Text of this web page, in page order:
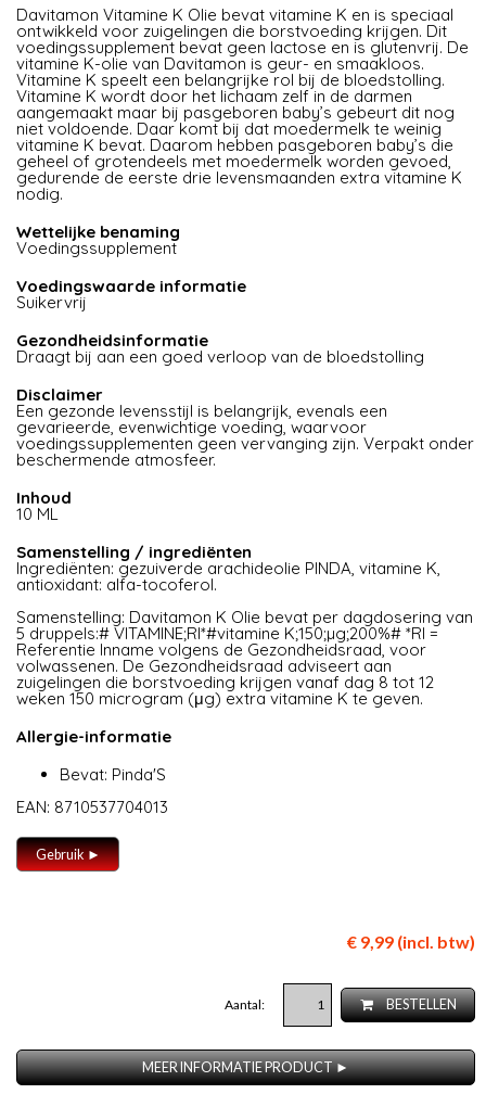
Davitamon Vitamine K Olie bevat vitamine K en is speciaal
ontwikkeld voor zuigelingen die borstvoeding krijgen. Dit
voedingssupplement bevat geen lactose en is glutenvrij. De
vitamine K-olie van Davitamon is geur- en smaakloos.
Vitamine K speelt een belangrijke rol bij de bloedstolling.
Vitamine K wordt door het lichaam zelf in de darmen
aangemaakt maar bij pasgeboren baby’s gebeurt dit nog
niet voldoende. Daar komt bij dat moedermelk te weinig
vitamine K bevat. Daarom hebben pasgeboren baby’s die
geheel of grotendeels met moedermelk worden gevoed,
gedurende de eerste drie levensmaanden extra vitamine K
nodig.
Wettelijke benaming
Voedingssupplement
Voedingswaarde informatie
Suikervrij
Gezondheidsinformatie
Draagt bij aan een goed verloop van de bloedstolling
Disclaimer
Een gezonde levensstijl is belangrijk, evenals een
gevarieerde, evenwichtige voeding, waarvoor
voedingssupplementen geen vervanging zijn. Verpakt onder
beschermende atmosfeer.
Inhoud
10 ML
Samenstelling / ingrediënten
Ingrediënten: gezuiverde arachideolie PINDA, vitamine K,
antioxidant: alfa-tocoferol.
Samenstelling: Davitamon K Olie bevat per dagdosering van
5 druppels:# VITAMINE;RI*#vitamine K;150;µg;200%# *RI =
Referentie Inname volgens de Gezondheidsraad, voor
volwassenen. De Gezondheidsraad adviseert aan
zuigelingen die borstvoeding krijgen vanaf dag 8 tot 12
weken 150 microgram (μg) extra vitamine K te geven.
Allergie-informatie
Bevat: Pinda'S
EAN: 8710537704013
Gebruik ►
€ 9,99 (incl. btw)
Aantal: BESTELLEN
MEER INFORMATIE PRODUCT ►